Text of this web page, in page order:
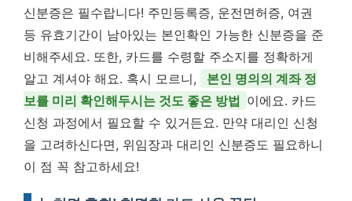
신분증은 필수랍니다! 주민등록증, 운전면허증, 여권
등 유효기간이 남아있는 본인확인 가능한 신분증을 준
비해주세요. 또한, 카드를 수령할 주소지를 정확하게
알고 계셔야 해요. 혹시 모르니,
본인 명의의 계좌 정
보를 미리 확인해두시는 것도 좋은 방법 이에요. 카드
신청 과정에서 필요할 수 있거든요. 만약 대리인 신청
을 고려하신다면, 위임장과 대리인 신분증도 필요하니
이 점 꼭 참고하세요!